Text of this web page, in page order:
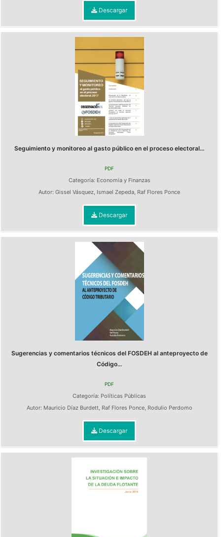
Descargar
Seguimiento y monitoreo al gasto público en el proceso electoral...
PDF
Categoría: Economía y Finanzas
Autor: Gissel Vásquez, Ismael Zepeda, Raf Flores Ponce
Descargar
Sugerencias y comentarios técnicos del FOSDEH al anteproyecto de
Código...
PDF
Categoría: Políticas Públicas
Autor: Mauricio Díaz Burdett, Raf Flores Ponce, Rodulio Perdomo
Descargar